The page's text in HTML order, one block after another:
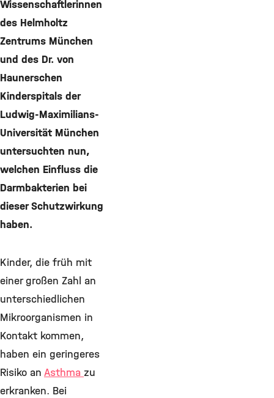
Wissenschaftlerinnen
des Helmholtz
Zentrums München
und des Dr. von
Haunerschen
Kinderspitals der
Ludwig-Maximilians-
Universität München
untersuchten nun,
welchen Einfluss die
Darmbakterien bei
dieser Schutzwirkung
haben.
Kinder, die früh mit
einer großen Zahl an
unterschiedlichen
Mikroorganismen in
Kontakt kommen,
haben ein geringeres
Risiko an Asthma zu
erkranken. Bei